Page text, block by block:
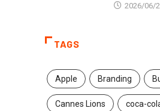
2026/06/
TAGS
Apple Branding
Cannes Lions coca-